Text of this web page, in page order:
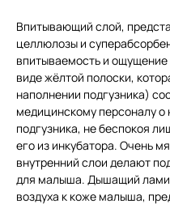
Впитывающий слой,
целлюлозы и
впитываемость и ощущение
виде жёлтой полоски,
наполнении подгузника)
медицинскому персоналу
подгузника, не беспокоя
его из инкубатора. Очень
внутренний слои делают
для малыша. Дышащий
воздуха к коже малыша,